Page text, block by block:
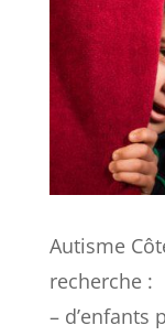
Autisme
recherche :
– d’enfants